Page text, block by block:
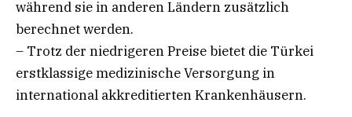
während sie in anderen Ländern zusätzlich
berechnet werden.
– Trotz der niedrigeren Preise bietet die Türkei
erstklassige medizinische Versorgung in
international akkreditierten Krankenhäusern.